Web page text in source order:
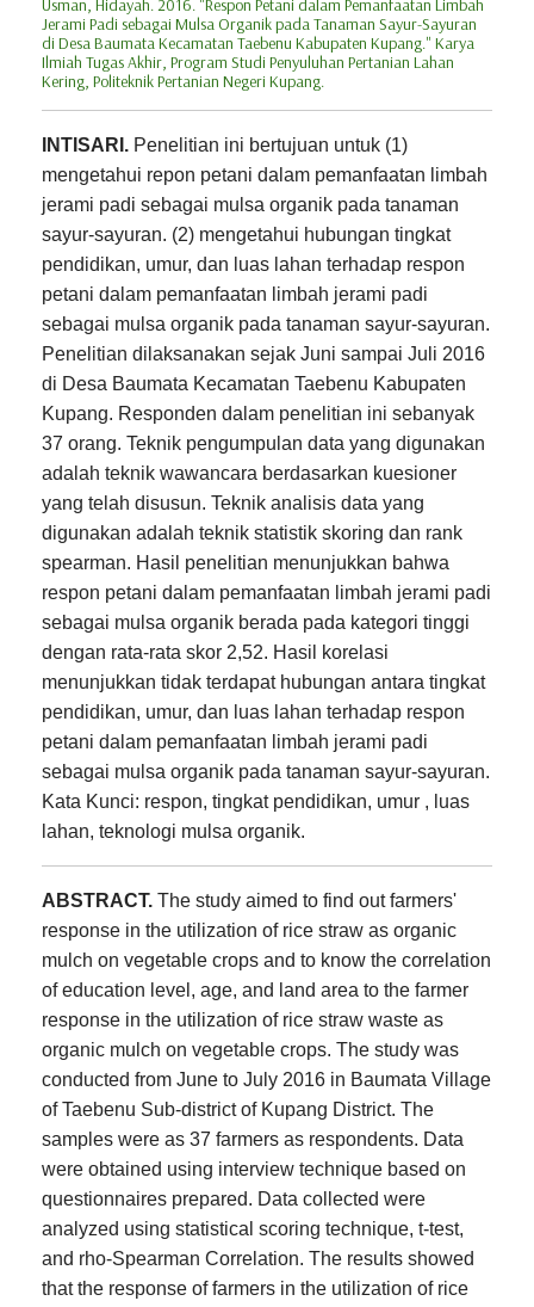
Jerami Padi sebagai Mulsa Organik pada Tanaman Sayur-Sayuran
di Desa Baumata Kecamatan Taebenu Kabupaten Kupang." Karya
Ilmiah Tugas Akhir, Program Studi Penyuluhan Pertanian Lahan
Kering, Politeknik Pertanian Negeri Kupang.
INTISARI. Penelitian ini bertujuan untuk (1)
mengetahui repon petani dalam pemanfaatan limbah
jerami padi sebagai mulsa organik pada tanaman
sayur-sayuran. (2) mengetahui hubungan tingkat
pendidikan, umur, dan luas lahan terhadap respon
petani dalam pemanfaatan limbah jerami padi
sebagai mulsa organik pada tanaman sayur-sayuran.
Penelitian dilaksanakan sejak Juni sampai Juli 2016
di Desa Baumata Kecamatan Taebenu Kabupaten
Kupang. Responden dalam penelitian ini sebanyak
37 orang. Teknik pengumpulan data yang digunakan
adalah teknik wawancara berdasarkan kuesioner
yang telah disusun. Teknik analisis data yang
digunakan adalah teknik statistik skoring dan rank
spearman. Hasil penelitian menunjukkan bahwa
respon petani dalam pemanfaatan limbah jerami padi
sebagai mulsa organik berada pada kategori tinggi
dengan rata-rata skor 2,52. Hasil korelasi
menunjukkan tidak terdapat hubungan antara tingkat
pendidikan, umur, dan luas lahan terhadap respon
petani dalam pemanfaatan limbah jerami padi
sebagai mulsa organik pada tanaman sayur-sayuran.
Kata Kunci: respon, tingkat pendidikan, umur , luas
lahan, teknologi mulsa organik.
ABSTRACT. The study aimed to find out farmers'
response in the utilization of rice straw as organic
mulch on vegetable crops and to know the correlation
of education level, age, and land area to the farmer
response in the utilization of rice straw waste as
organic mulch on vegetable crops. The study was
conducted from June to July 2016 in Baumata Village
of Taebenu Sub-district of Kupang District. The
samples were as 37 farmers as respondents. Data
were obtained using interview technique based on
questionnaires prepared. Data collected were
analyzed using statistical scoring technique, t-test,
and rho-Spearman Correlation. The results showed
that the response of farmers in the utilization of rice